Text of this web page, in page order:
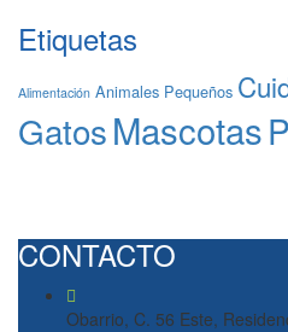
Etiquetas
Alimentación Animales Pequeños
GatosMascotas
CONTACTO
Obarrio, C. 56 Este,